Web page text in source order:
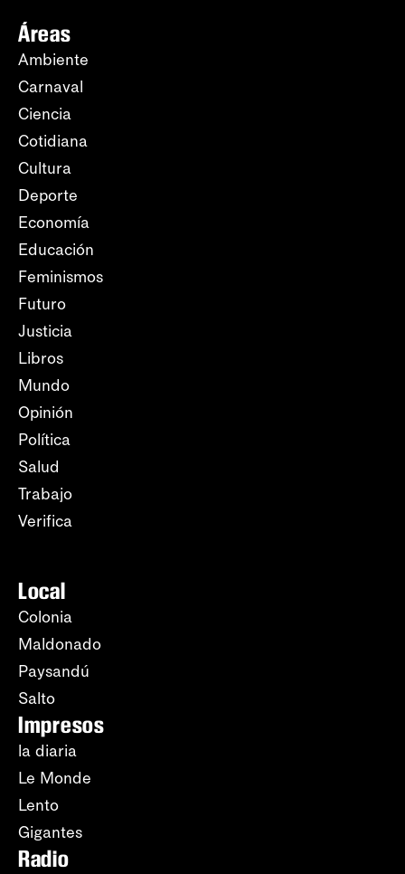
Áreas
Ambiente
Carnaval
Ciencia
Cotidiana
Cultura
Deporte
Economía
Educación
Feminismos
Futuro
Justicia
Libros
Mundo
Opinión
Política
Salud
Trabajo
Verifica
Local
Colonia
Maldonado
Paysandú
Salto
Impresos
la diaria
Le Monde
Lento
Gigantes
Radio